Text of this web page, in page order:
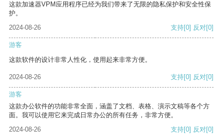
这款加速器VPM应用程序已经为我们带来了无限的隐私保护和安全性保
护。
2024-08-26
支持[0] 反对[0]
游客
这款软件的设计非常人性化，使用起来非常方便。
2024-08-26 支持[0] 反对[0]
游客
这款办公软件的功能非常全面，涵盖了文档、表格、演示文稿等各个方
面。我可以使用它来完成日常办公的所有任务，非常方便。
2024-08-26
支持[0] 反对[0]